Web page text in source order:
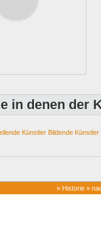
in denen der
Künstler Bildende Künstler
» Historie »